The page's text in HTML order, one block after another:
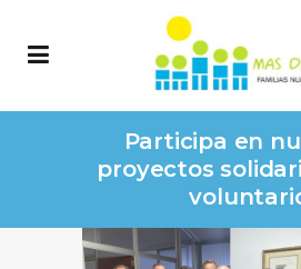
Participa en
proyectos